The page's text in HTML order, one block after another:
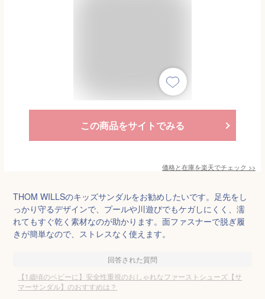
この商品をサイトでみる
価格と在庫を楽天でチェック >>
THOM WILLSのキッズサンダルをお勧めしたいです。足先をし
っかり守るデザインで、プールや川遊びでもケガしにくく、濡
れてもすぐ乾く素材なのが助かります。面ファスナーで脱ぎ履
きが簡単なので、ストレスなく使えます。
回答された質問
【1歳頃のベビーに】安全性重視のおしゃれなファーストシューズ【サ
マーサンダル】のおすすめは？